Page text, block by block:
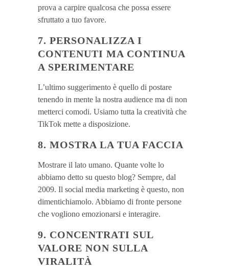
prova a carpire qualcosa che possa essere
sfruttato a tuo favore.
7. PERSONALIZZA I
CONTENUTI MA CONTINUA
A SPERIMENTARE
L’ultimo suggerimento è quello di postare
tenendo in mente la nostra audience ma di non
metterci comodi. Usiamo tutta la creatività che
TikTok mette a disposizione.
8. MOSTRA LA TUA FACCIA
Mostrare il lato umano. Quante volte lo
abbiamo detto su questo blog? Sempre, dal
2009. Il social media marketing è questo, non
dimentichiamolo. Abbiamo di fronte persone
che vogliono emozionarsi e interagire.
9. CONCENTRATI SUL
VALORE NON SULLA
VIRALITÀ